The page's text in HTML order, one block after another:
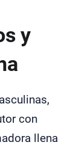
y
con
llena